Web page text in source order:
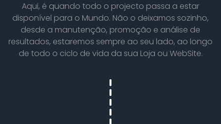
Aqui, é quando todo o projecto passa a estar
disponível para o Mundo. Não o deixamos sozinho,
desde a manutenção, promoção e análise de
resultados, estaremos sempre ao seu lado, ao longo
de todo o ciclo de vida da sua Loja ou WebSite.